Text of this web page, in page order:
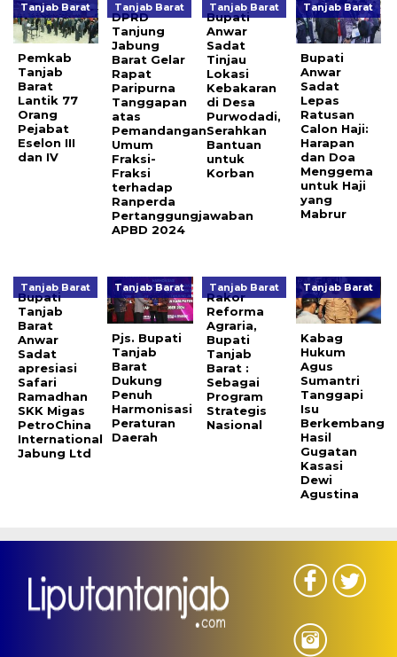
Tanjab Barat
Pemkab
Tanjab
Barat
Lantik 77
Orang
Pejabat
Eselon III
dan IV
Tanjab Barat
DPRD
Tanjung
Jabung
Barat Gelar
Rapat
Paripurna
Tanggapan
atas
Pemandangan
Umum
Fraksi-
Fraksi
terhadap
Ranperda
Pertanggungjawaban
APBD 2024
Tanjab Barat
Bupati
Anwar
Sadat
Tinjau
Lokasi
Kebakaran
di Desa
Purwodadi,
Serahkan
Bantuan
untuk
Korban
Tanjab Barat
Bupati
Anwar
Sadat
Lepas
Ratusan
Calon Haji:
Harapan
dan Doa
Menggema
untuk Haji
yang
Mabrur
Tanjab Barat
Bupati
Tanjab
Barat
Anwar
Sadat
apresiasi
Safari
Ramadhan
SKK Migas
PetroChina
International
Jabung Ltd
Tanjab Barat
Pjs. Bupati
Tanjab
Barat
Dukung
Penuh
Harmonisasi
Peraturan
Daerah
Tanjab Barat
Rakor
Reforma
Agraria,
Bupati
Tanjab
Barat :
Sebagai
Program
Strategis
Nasional
Tanjab Barat
Kabag
Hukum
Agus
Sumantri
Tanggapi
Isu
Berkembang
Hasil
Gugatan
Kasasi
Dewi
Agustina